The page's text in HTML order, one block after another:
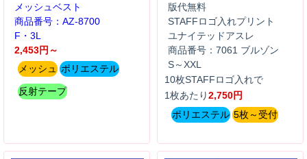
メッシュベスト
商品番号：AZ-8700
F・3L
2,453円～
メッシュ ポリエステル
反射テープ
版代無料
STAFFロゴ入れプリント
ユナイテッドアスレ
商品番号：7061 ブルゾン
S～XXL
10枚STAFFロゴ入れで
1枚あたり2,750円
ポリエステル 5枚～受付